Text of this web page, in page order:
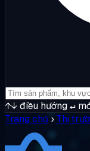
↑↓ điều hướng↵
Trang chủ › Thị